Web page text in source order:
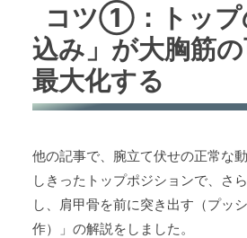
コツ①：トップ
込み」が大胸筋
最大化する
他の記事で、腕立て伏せの正常な
しきったトップポジションで、さ
し、肩甲骨を前に突き出す（プッ
作）」の解説をしました。